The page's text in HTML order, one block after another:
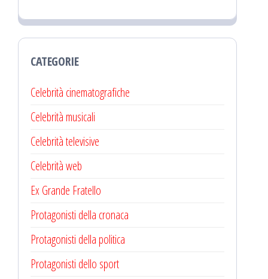
CATEGORIE
Celebrità cinematografiche
Celebrità musicali
Celebrità televisive
Celebrità web
Ex Grande Fratello
Protagonisti della cronaca
Protagonisti della politica
Protagonisti dello sport